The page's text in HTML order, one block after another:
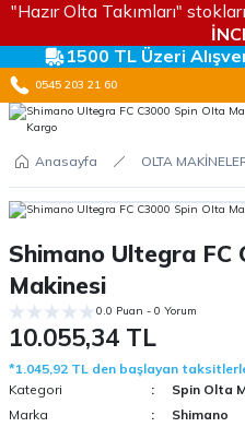
"Hazır Olta Takımları"
1500 TL Üzeri
0545 203 21 60
Anasayfa OLTA
Shimano Ultegra FC
Makinesi
0.0 Puan - 0 Yorum
10.055,34 TL
*1.045,92 TL den başlayan
Kategori
Spin Olta
Marka
Shimano